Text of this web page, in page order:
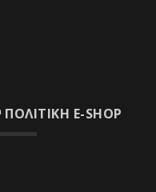
ΠΟΛΙΤΙΚΉ E-SHOP